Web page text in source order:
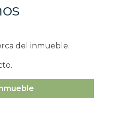
del inmueble.